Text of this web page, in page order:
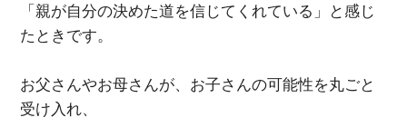
「親が自分の決めた道を信じてくれている」と感じ
たときです。
お父さんやお母さんが、お子さんの可能性を丸ごと
受け入れ、